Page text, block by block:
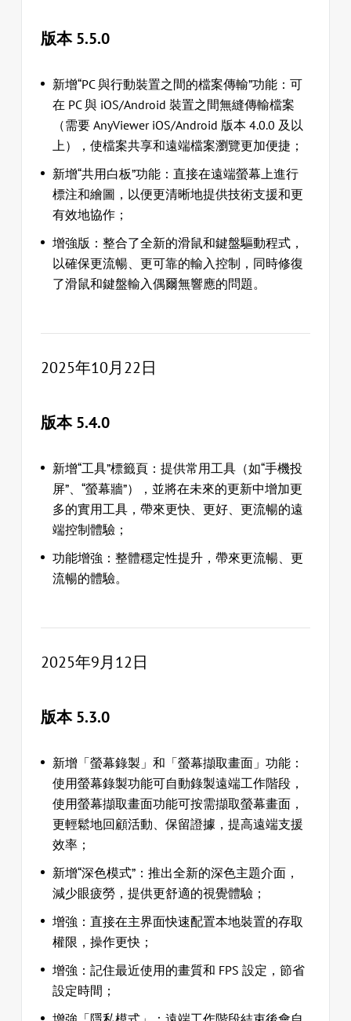
版本 5.5.0
新增“PC 與行動裝置之間的檔案傳輸”功能：可
在 PC 與 iOS/Android 裝置之間無縫傳輸檔案
（需要 AnyViewer iOS/Android 版本 4.0.0 及以
上），使檔案共享和遠端檔案瀏覽更加便捷；
新增“共用白板”功能：直接在遠端螢幕上進行
標注和繪圖，以便更清晰地提供技術支援和更
有效地協作；
增強版：整合了全新的滑鼠和鍵盤驅動程式，
以確保更流暢、更可靠的輸入控制，同時修復
了滑鼠和鍵盤輸入偶爾無響應的問題。
2025年10月22日
版本 5.4.0
新增“工具”標籤頁：提供常用工具（如“手機投
屏”、“螢幕牆”），並將在未來的更新中增加更
多的實用工具，帶來更快、更好、更流暢的遠
端控制體驗；
功能增強：整體穩定性提升，帶來更流暢、更
流暢的體驗。
2025年9月12日
版本 5.3.0
新增「螢幕錄製」和「螢幕擷取畫面」功能：
使用螢幕錄製功能可自動錄製遠端工作階段，
使用螢幕擷取畫面功能可按需擷取螢幕畫面，
更輕鬆地回顧活動、保留證據，提高遠端支援
效率；
新增“深色模式”：推出全新的深色主題介面，
減少眼疲勞，提供更舒適的視覺體驗；
增強：直接在主界面快速配置本地裝置的存取
權限，操作更快；
增強：記住最近使用的畫質和 FPS 設定，節省
設定時間；